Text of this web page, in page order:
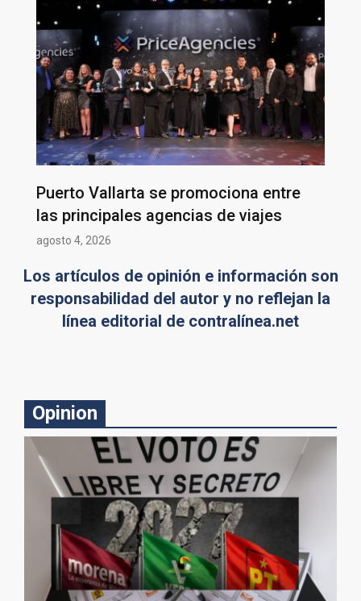
Puerto Vallarta se promociona entre
las principales agencias de viajes
agosto 4, 2026
Los artículos de opinión e información son
responsabilidad del autor y no reflejan la
línea editorial de contralínea.net
Opinion